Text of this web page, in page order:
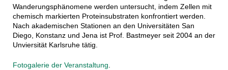
Wanderungsphänomene werden untersucht, indem Zellen mit
chemisch markierten Proteinsubstraten konfrontiert werden.
Nach akademischen Stationen an den Universitäten San
Diego, Konstanz und Jena ist Prof. Bastmeyer seit 2004 an der
Unviersität Karlsruhe tätig.
Fotogalerie der Veranstaltung